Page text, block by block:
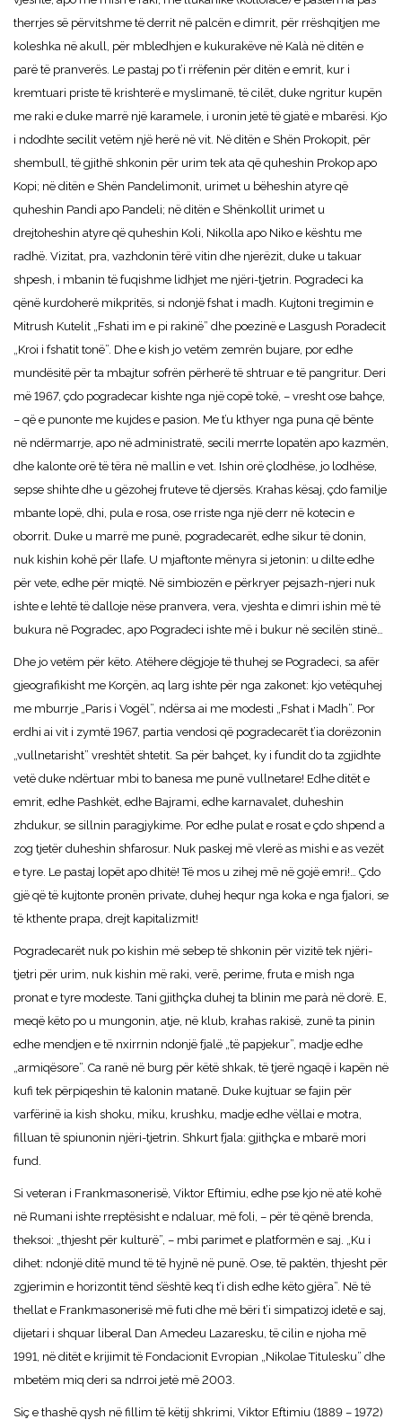
therrjes së përvitshme të derrit në palcën e dimrit, për rrëshqitjen me
koleshka në akull, për mbledhjen e kukurakëve në Kalà në ditën e
parë të pranverës. Le pastaj po t’i rrëfenin për ditën e emrit, kur i
kremtuari priste të krishterë e myslimanë, të cilët, duke ngritur kupën
me raki e duke marrë një karamele, i uronin jetë të gjatë e mbarësi. Kjo
i ndodhte secilit vetëm një herë në vit. Në ditën e Shën Prokopit, për
shembull, të gjithë shkonin për urim tek ata që quheshin Prokop apo
Kopi; në ditën e Shën Pandelimonit, urimet u bëheshin atyre që
quheshin Pandi apo Pandeli; në ditën e Shënkollit urimet u
drejtoheshin atyre që quheshin Koli, Nikolla apo Niko e kështu me
radhë. Vizitat, pra, vazhdonin tërë vitin dhe njerëzit, duke u takuar
shpesh, i mbanin të fuqishme lidhjet me njëri-tjetrin. Pogradeci ka
qënë kurdoherë mikpritës, si ndonjë fshat i madh. Kujtoni tregimin e
Mitrush Kutelit „Fshati im e pi rakinë” dhe poezinë e Lasgush Poradecit
„Kroi i fshatit tonë”. Dhe e kish jo vetëm zemrën bujare, por edhe
mundësitë për ta mbajtur sofrën përherë të shtruar e të pangritur. Deri
më 1967, çdo pogradecar kishte nga një copë tokë, – vresht ose bahçe,
– që e punonte me kujdes e pasion. Me t’u kthyer nga puna që bënte
në ndërmarrje, apo në administratë, secili merrte lopatën apo kazmën,
dhe kalonte orë të tëra në mallin e vet. Ishin orë çlodhëse, jo lodhëse,
sepse shihte dhe u gëzohej fruteve të djersës. Krahas kësaj, çdo familje
mbante lopë, dhi, pula e rosa, ose rriste nga një derr në kotecin e
oborrit. Duke u marrë me punë, pogradecarët, edhe sikur të donin,
nuk kishin kohë për llafe. U mjaftonte mënyra si jetonin: u dilte edhe
për vete, edhe për miqtë. Në simbiozën e përkryer pejsazh-njeri nuk
ishte e lehtë të dalloje nëse pranvera, vera, vjeshta e dimri ishin më të
bukura në Pogradec, apo Pogradeci ishte më i bukur në secilën stinë…
Dhe jo vetëm për këto. Atëhere dëgjoje të thuhej se Pogradeci, sa afër
gjeografikisht me Korçën, aq larg ishte për nga zakonet: kjo vetëquhej
me mburrje „Paris i Vogël”, ndërsa ai me modesti „Fshat i Madh”. Por
erdhi ai vit i zymtë 1967, partia vendosi që pogradecarët t’ia dorëzonin
„vullnetarisht” vreshtët shtetit. Sa për bahçet, ky i fundit do ta zgjidhte
vetë duke ndërtuar mbi to banesa me punë vullnetare! Edhe ditët e
emrit, edhe Pashkët, edhe Bajrami, edhe karnavalet, duheshin
zhdukur, se sillnin paragjykime. Por edhe pulat e rosat e çdo shpend a
zog tjetër duheshin shfarosur. Nuk paskej më vlerë as mishi e as vezët
e tyre. Le pastaj lopët apo dhitë! Të mos u zihej më në gojë emri!… Çdo
gjë që të kujtonte pronën private, duhej hequr nga koka e nga fjalori, se
të kthente prapa, drejt kapitalizmit!
Pogradecarët nuk po kishin më sebep të shkonin për vizitë tek njëri-
tjetri për urim, nuk kishin më raki, verë, perime, fruta e mish nga
pronat e tyre modeste. Tani gjithçka duhej ta blinin me parà në dorë. E,
meqë këto po u mungonin, atje, në klub, krahas rakisë, zunë ta pinin
edhe mendjen e të nxirrnin ndonjë fjalë „të papjekur”, madje edhe
„armiqësore”. Ca ranë në burg për këtë shkak, të tjerë ngaqë i kapën në
kufi tek përpiqeshin të kalonin matanë. Duke kujtuar se fajin për
varfërinë ia kish shoku, miku, krushku, madje edhe vëllai e motra,
filluan të spiunonin njëri-tjetrin. Shkurt fjala: gjithçka e mbarë mori
fund.
Si veteran i Frankmasonerisë, Viktor Eftimiu, edhe pse kjo në atë kohë
në Rumani ishte rreptësisht e ndaluar, më foli, – për të qënë brenda,
theksoi: „thjesht për kulturë”, – mbi parimet e platformën e saj. „Ku i
dihet: ndonjë ditë mund të të hyjnë në punë. Ose, të paktën, thjesht për
zgjerimin e horizontit tënd s’është keq t’i dish edhe këto gjëra”. Në të
thellat e Frankmasonerisë më futi dhe më bëri t’i simpatizoj idetë e saj,
dijetari i shquar liberal Dan Amedeu Lazaresku, të cilin e njoha më
1991, në ditët e krijimit të Fondacionit Evropian „Nikolae Titulesku” dhe
mbetëm miq deri sa ndrroi jetë më 2003.
Siç e thashë qysh në fillim të këtij shkrimi, Viktor Eftimiu (1889 – 1972)